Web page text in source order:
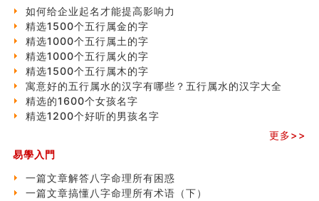
如何给企业起名才能提高影响力
精选1500个五行属金的字
精选1000个五行属土的字
精选1000个五行属火的字
精选1500个五行属木的字
寓意好的五行属水的汉字有哪些？五行属水的汉字大全
精选的1600个女孩名字
精选1200个好听的男孩名字
更多>>
易學入門
一篇文章解答八字命理所有困惑
一篇文章搞懂八字命理所有术语（下）